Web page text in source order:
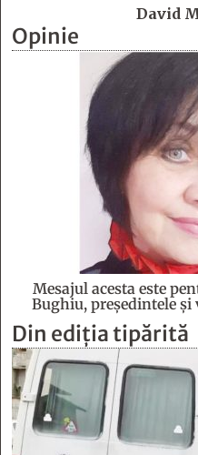
David
Opinie
Mesajul acesta este
Bughiu, preşedintele şi
Din ediția tipărită